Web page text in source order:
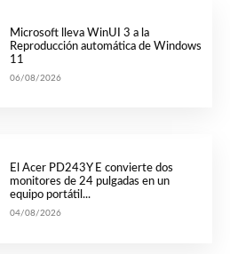
Microsoft lleva WinUI 3 a la
Reproducción automática de Windows
11
06/08/2026
El Acer PD243Y E convierte dos
monitores de 24 pulgadas en un
equipo portátil...
04/08/2026